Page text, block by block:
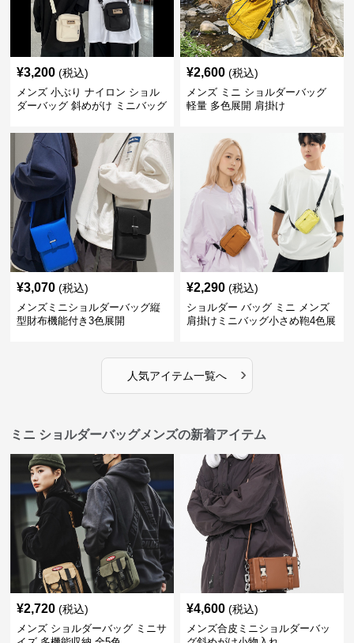
¥3,200 (税込)
メンズ 小ぶり ナイロン ショル
ダーバッグ 斜めがけ ミニバッグ
¥2,600 (税込)
メンズ ミニ ショルダーバッグ
軽量 多色展開 肩掛け
¥3,070 (税込)
メンズミニショルダーバッグ縦
型財布機能付き3色展開
¥2,290 (税込)
ショルダー バッグ ミニ メンズ
肩掛けミニバッグ小さめ鞄4色展
人気アイテム一覧へ ›
ミニ ショルダーバッグメンズの新着アイテム
¥2,720 (税込)
メンズ ショルダーバッグ ミニサ
¥4,600 (税込)
メンズ合皮ミニショルダーバッ